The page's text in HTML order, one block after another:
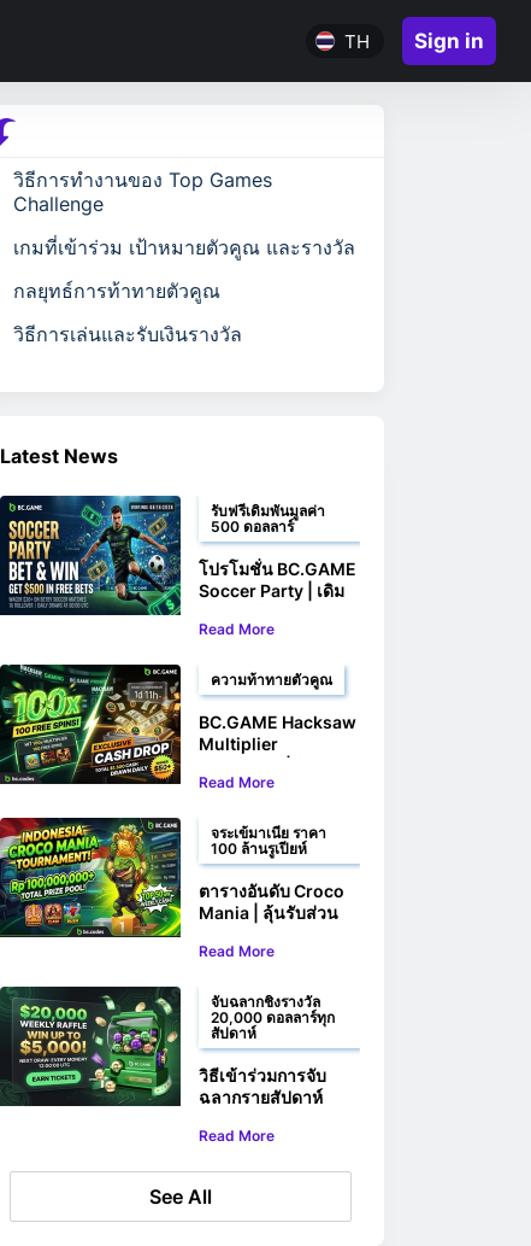
TH Sign in
วิธีการทำงานของ Top Games
Challenge
เกมที่เข้าร่วม เป้าหมายตัวคูณ และรางวัล
กลยุทธ์การท้าทายตัวคูณ
วิธีการเล่นและรับเงินรางวัล
Latest News
รับฟรีเดิมพันมูลค่า
500 ดอลลาร์
โปรโมชั่น BC.GAME
Soccer Party | เดิม
พันฟรีสูงสุดถึง $500
Read More
ความท้าทายตัวคูณ
BC.GAME Hacksaw
Multiplier
100 ฟรีสปินและ
Read More
จระเข้มาเนีย ราคา
100 ล้านรูเปียห์
ตารางอันดับ Croco
Mania | ลุ้นรับส่วน
100,000,000 รูเปียห์
Read More
จับฉลากชิงรางวัล
20,000 ดอลลาร์ทุก
สัปดาห์
วิธีเข้าร่วมการจับ
ฉลากรายสัปดาห์
ดอลลาร์ของ
Read More
See All